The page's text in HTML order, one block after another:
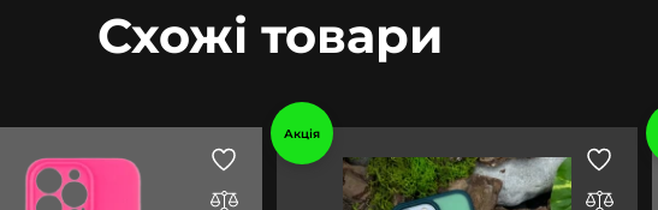
Схожі товари
Акція